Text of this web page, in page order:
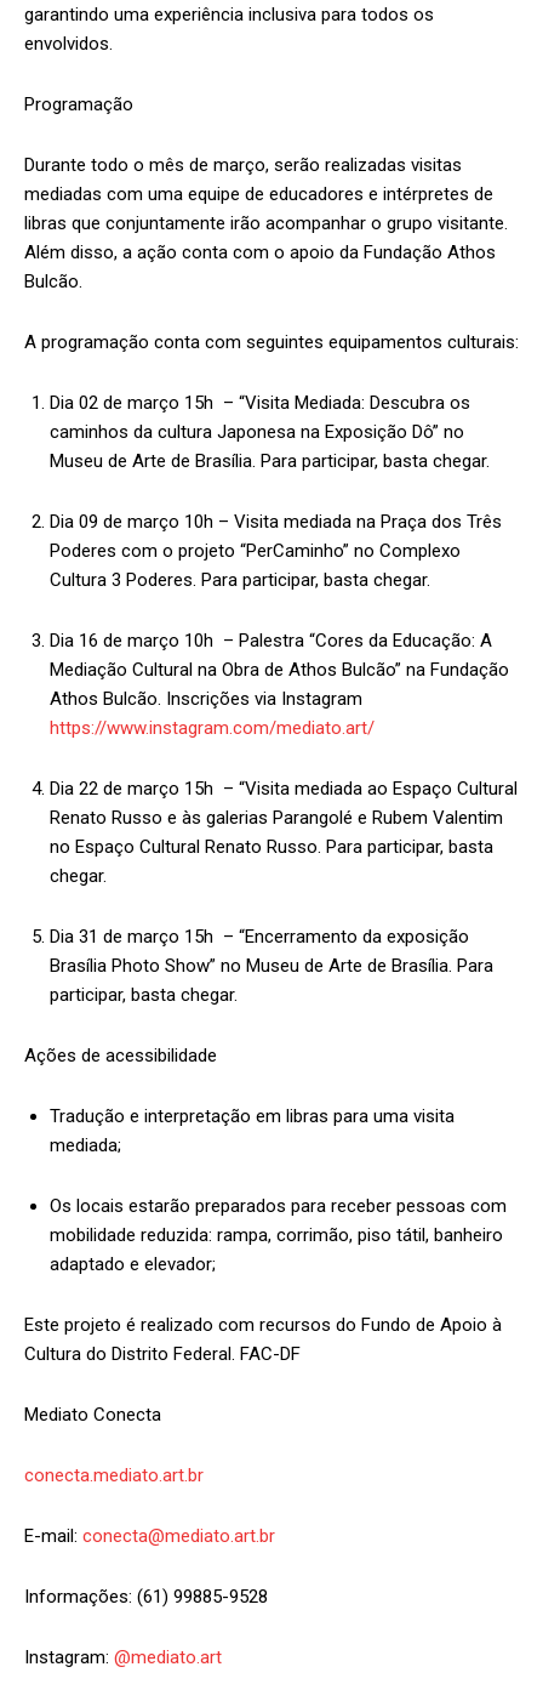
garantindo uma experiência inclusiva para todos os
envolvidos.
Programação
Durante todo o mês de março, serão realizadas visitas
mediadas com uma equipe de educadores e intérpretes de
libras que conjuntamente irão acompanhar o grupo visitante.
Além disso, a ação conta com o apoio da Fundação Athos
Bulcão.
A programação conta com seguintes equipamentos culturais:
Dia 02 de março 15h – “Visita Mediada: Descubra os
caminhos da cultura Japonesa na Exposição Dô” no
Museu de Arte de Brasília. Para participar, basta chegar.
Dia 09 de março 10h – Visita mediada na Praça dos Três
Poderes com o projeto “PerCaminho” no Complexo
Cultura 3 Poderes. Para participar, basta chegar.
Dia 16 de março 10h – Palestra “Cores da Educação: A
Mediação Cultural na Obra de Athos Bulcão” na Fundação
Athos Bulcão. Inscrições via Instagram
https://www.instagram.com/mediato.art/
Dia 22 de março 15h – “Visita mediada ao Espaço Cultural
Renato Russo e às galerias Parangolé e Rubem Valentim
no Espaço Cultural Renato Russo. Para participar, basta
chegar.
Dia 31 de março 15h – “Encerramento da exposição
Brasília Photo Show” no Museu de Arte de Brasília. Para
participar, basta chegar.
Ações de acessibilidade
Tradução e interpretação em libras para uma visita
mediada;
Os locais estarão preparados para receber pessoas com
mobilidade reduzida: rampa, corrimão, piso tátil, banheiro
adaptado e elevador;
‌Este projeto é realizado com recursos do Fundo de Apoio à
Cultura do Distrito Federal. FAC-DF
Mediato Conecta
conecta.mediato.art.br
E-mail: conecta@mediato.art.br
Informações: (61) 99885-9528
Instagram: @mediato.art